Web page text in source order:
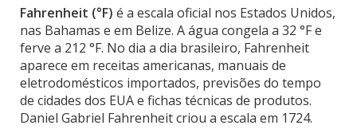
Fahrenheit (°F) é a escala oficial nos Estados Unidos,
nas Bahamas e em Belize. A água congela a 32 °F e
ferve a 212 °F. No dia a dia brasileiro, Fahrenheit
aparece em receitas americanas, manuais de
eletrodomésticos importados, previsões do tempo
de cidades dos EUA e fichas técnicas de produtos.
Daniel Gabriel Fahrenheit criou a escala em 1724.